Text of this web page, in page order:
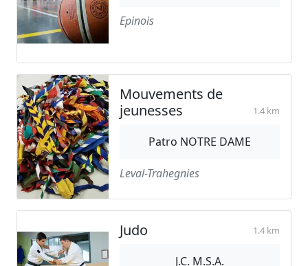
Epinois
Mouvements de
jeunesses
1.4 km
Patro NOTRE DAME
Leval-Trahegnies
Judo 1.4 km
J.C. M.S.A.